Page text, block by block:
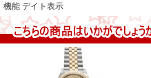
機能 デイト表示